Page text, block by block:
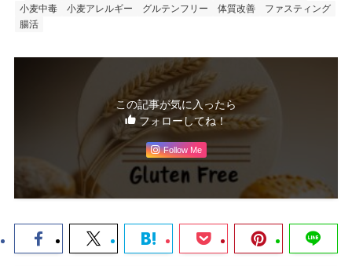
小麦中毒
小麦アレルギー グルテンフリー 体質改善
ファスティング
腸活
この記事が気に入ったら
フォローしてね！
Follow Me